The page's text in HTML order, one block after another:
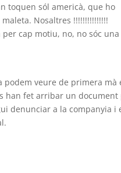
toquen sól americà, que ho
Nosaltres !!!!!!!!!!!!!!!
cap motiu, no, no sóc una
podem veure de primera mà
han fet arribar un document
denunciar a la companyia i